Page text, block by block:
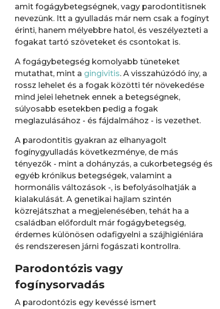
amit fogágybetegségnek, vagy parodontitisnek
nevezünk. Itt a gyulladás már nem csak a fogínyt
érinti, hanem mélyebbre hatol, és veszélyezteti a
fogakat tartó szöveteket és csontokat is.
A fogágybetegség komolyabb tüneteket
mutathat, mint a gingivitis. A visszahúzódó íny, a
rossz lehelet és a fogak közötti tér növekedése
mind jelei lehetnek ennek a betegségnek,
súlyosabb esetekben pedig a fogak
meglazulásához - és fájdalmához - is vezethet.
A parodontitis gyakran az elhanyagolt
fogínygyulladás következménye, de más
tényezők - mint a dohányzás, a cukorbetegség és
egyéb krónikus betegségek, valamint a
hormonális változások -, is befolyásolhatják a
kialakulását. A genetikai hajlam szintén
közrejátszhat a megjelenésében, tehát ha a
családban előfordult már fogágybetegség,
érdemes különösen odafigyelni a szájhigiéniára
és rendszeresen járni fogászati kontrollra.
Parodontózis vagy
fogínysorvadás
A parodontózis egy kevéssé ismert